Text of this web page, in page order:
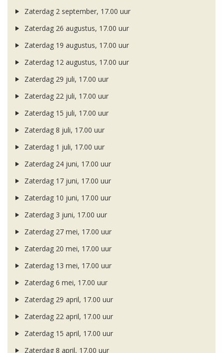
Zaterdag 2 september, 17.00 uur
Zaterdag 26 augustus, 17.00 uur
Zaterdag 19 augustus, 17.00 uur
Zaterdag 12 augustus, 17.00 uur
Zaterdag 29 juli, 17.00 uur
Zaterdag 22 juli, 17.00 uur
Zaterdag 15 juli, 17.00 uur
Zaterdag 8 juli, 17.00 uur
Zaterdag 1 juli, 17.00 uur
Zaterdag 24 juni, 17.00 uur
Zaterdag 17 juni, 17.00 uur
Zaterdag 10 juni, 17.00 uur
Zaterdag 3 juni, 17.00 uur
Zaterdag 27 mei, 17.00 uur
Zaterdag 20 mei, 17.00 uur
Zaterdag 13 mei, 17.00 uur
Zaterdag 6 mei, 17.00 uur
Zaterdag 29 april, 17.00 uur
Zaterdag 22 april, 17.00 uur
Zaterdag 15 april, 17.00 uur
Zaterdag 8 april, 17.00 uur